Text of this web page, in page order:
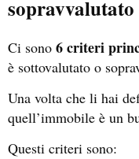
Ci sono 6 criteri
è sottovalutato o
Una volta che li hai
quell’immobile è un
Questi criteri sono: